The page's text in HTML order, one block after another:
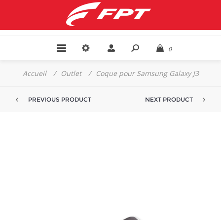
0
Accueil / Outlet / Coque pour Samsung Galaxy J3
PREVIOUS PRODUCT NEXT PRODUCT